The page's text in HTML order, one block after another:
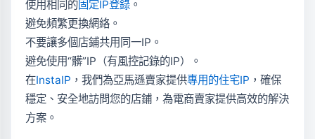
使用相同的固定IP登錄 。
避免頻繁更換網絡。
不要讓多個店鋪共用同一IP。
避免使用“髒”IP（有風控記錄的IP）。
在InstaIP ，我們為亞馬遜賣家提供專用的住宅IP ，確保
穩定、安全地訪問您的店鋪，為電商賣家提供高效的解決
方案。